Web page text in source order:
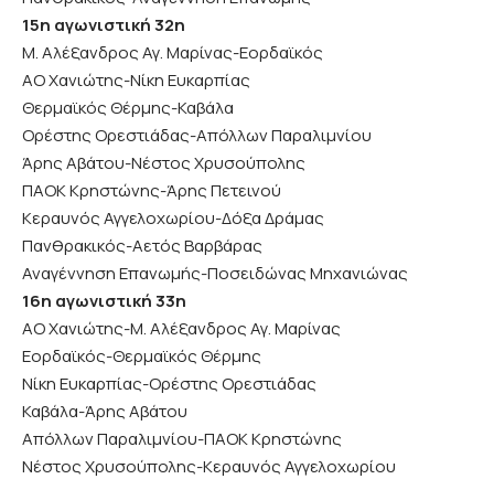
15η αγωνιστική 32η
Μ. Αλέξανδρος Αγ. Μαρίνας-Εορδαϊκός
ΑΟ Χανιώτης-Νίκη Ευκαρπίας
Θερμαϊκός Θέρμης-Καβάλα
Ορέστης Ορεστιάδας-Απόλλων Παραλιμνίου
Άρης Αβάτου-Νέστος Χρυσούπολης
ΠΑΟΚ Κρηστώνης-Άρης Πετεινού
Κεραυνός Αγγελοχωρίου-Δόξα Δράμας
Πανθρακικός-Αετός Βαρβάρας
Αναγέννηση Επανωμής-Ποσειδώνας Μηχανιώνας
16η αγωνιστική 33η
ΑΟ Χανιώτης-Μ. Αλέξανδρος Αγ. Μαρίνας
Εορδαϊκός-Θερμαϊκός Θέρμης
Νίκη Ευκαρπίας-Ορέστης Ορεστιάδας
Καβάλα-Άρης Αβάτου
Απόλλων Παραλιμνίου-ΠΑΟΚ Κρηστώνης
Νέστος Χρυσούπολης-Κεραυνός Αγγελοχωρίου